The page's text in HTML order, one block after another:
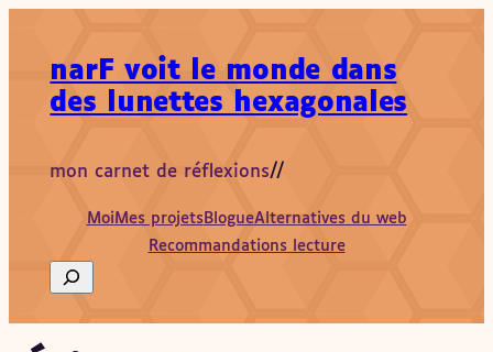
contenu
narF voit le monde dans
des lunettes hexagonales
mon carnet de réflexions//
MoiMes projetsBlogueAlternatives du web
Recommandations lecture
Search